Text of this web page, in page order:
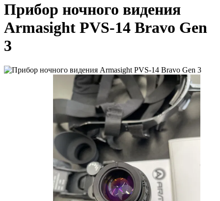
Прибор ночного видения
Armasight PVS-14 Bravo Gen
3